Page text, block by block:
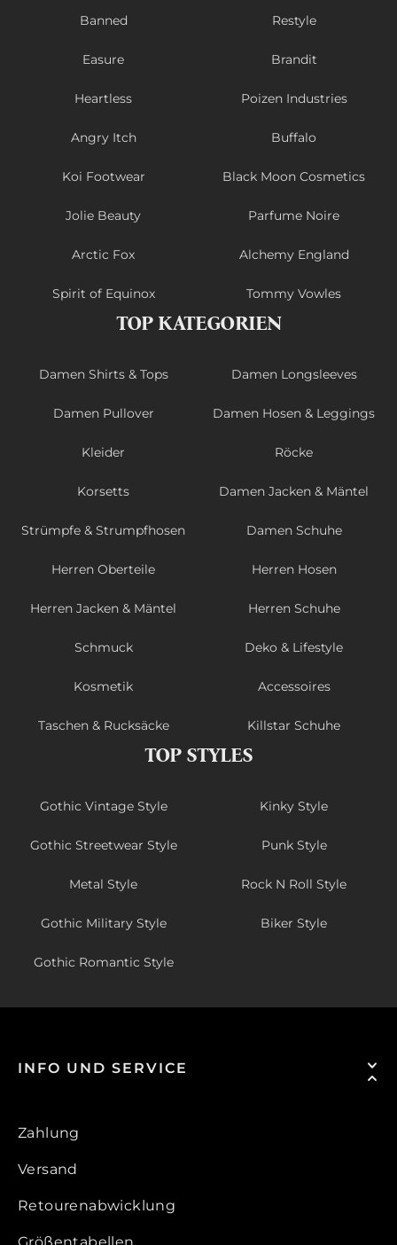
Banned Restyle
Easure Brandit
Heartless Poizen Industries
Angry Itch Buffalo
Koi Footwear Black Moon Cosmetics
Jolie Beauty Parfume Noire
Arctic Fox Alchemy England
Spirit of Equinox Tommy Vowles
TOP KATEGORIEN
Damen Shirts & Tops Damen Longsleeves
Damen Pullover Damen Hosen & Leggings
Kleider Röcke
Korsetts Damen Jacken & Mäntel
Strümpfe & Strumpfhosen Damen Schuhe
Herren Oberteile Herren Hosen
Herren Jacken & Mäntel Herren Schuhe
Schmuck Deko & Lifestyle
Kosmetik Accessoires
Taschen & Rucksäcke Killstar Schuhe
TOP STYLES
Gothic Vintage Style Kinky Style
Gothic Streetwear Style Punk Style
Metal Style Rock N Roll Style
Gothic Military Style Biker Style
Gothic Romantic Style
INFO UND SERVICE
Zahlung
Versand
Retourenabwicklung